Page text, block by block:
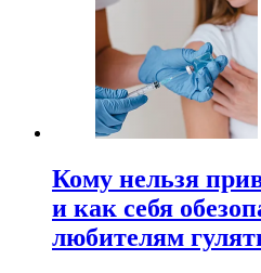
Кому нельзя
и как себя
любителям